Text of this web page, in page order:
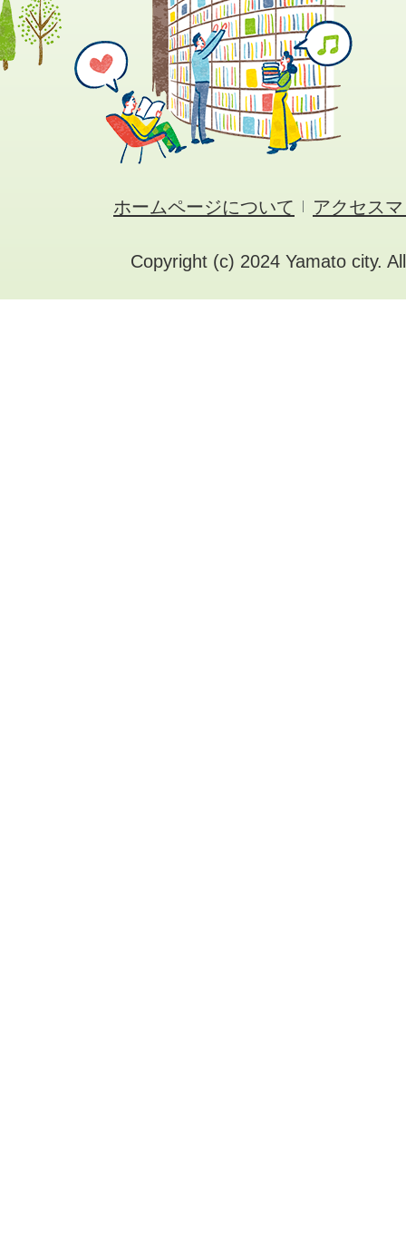
ホームページについて アクセス
Copyright (c) 2024 Yamato city.